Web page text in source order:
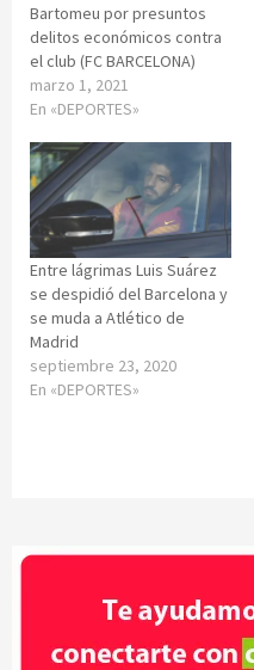
Bartomeu por presuntos
delitos económicos contra
el club (FC BARCELONA)
marzo 1, 2021
En «DEPORTES»
Entre lágrimas Luis Suárez
se despidió del Barcelona y
se muda a Atlético de
Madrid
septiembre 23, 2020
En «DEPORTES»